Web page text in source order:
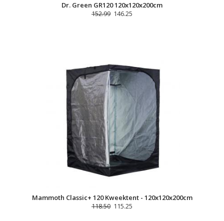
Dr. Green GR120 120x120x200cm
152.99 146.25
Mammoth Classic+ 120 Kweektent - 120x120x200cm
118.50 115.25